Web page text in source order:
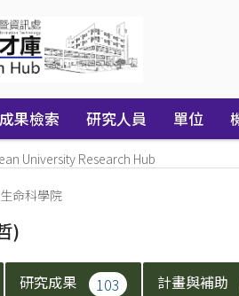
果檢索 研究人員 單位
University Research Hub
生命科學院
)
研究成果 103 計畫與補助